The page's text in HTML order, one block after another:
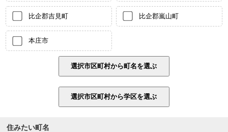
比企郡吉見町 比企郡嵐山町
本庄市
住みたい町名